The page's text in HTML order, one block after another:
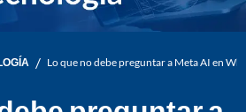
/ Lo que no debe preguntar a Meta AI en